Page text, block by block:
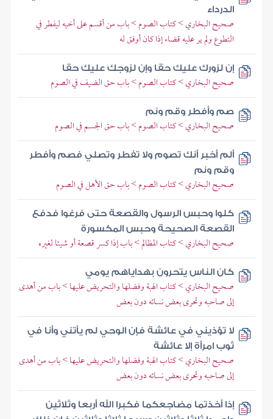
الدرداء
صحيح البخاري > كتاب الصوم > باب من أقسم على أخيه ليفطر في
التطوع ولم ير عليه قضاء إذا كان أوفق له
إن لزورك عليك حقا وإن لزوجك عليك حقا
صحيح البخاري > كتاب الصوم > باب حق الضيف في الصوم
صم وأفطر وقم ونم
صحيح البخاري > كتاب الصوم > باب حق الجسم في الصوم
ألم أخبر أنك تصوم ولا تفطر وتصلي فصم وأفطر
وقم ونم
صحيح البخاري > كتاب الصوم > باب حق الأهل في الصوم
كلوا وحبس الرسول والقصعة حتى فرغوا فدفع
القصعة الصحيحة وحبس المكسورة
صحيح البخاري > كتاب المظالم > باب إذا كسر قصعة أو شيئا لغيره
كان الناس يتحرون بهداياهم يومي
صحيح البخاري > كتاب الهبة وفضلها والتحريض عليها > باب من أهدى
إلى صاحبه وتحرى بعض نسائه دون بعض
لا تؤذيني في عائشة فإن الوحي لم يأتني وأنا في
ثوب امرأة إلا عائشة
صحيح البخاري > كتاب الهبة وفضلها والتحريض عليها > باب من أهدى
إلى صاحبه وتحرى بعض نسائه دون بعض
إذا أخذتما مضاجعكما فكبرا الله أربعا وثلاثين